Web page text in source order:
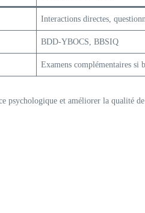
Interactions directes,
BDD-YBOCS, BBSIQ
Examens complémentaires si
psychologique et améliorer la qualité